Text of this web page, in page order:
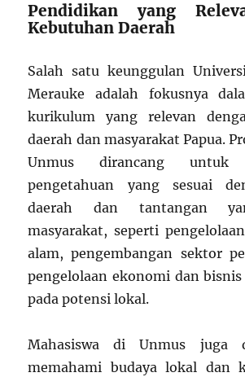
Pendidikan yang
Kebutuhan Daerah
Salah satu keunggulan
Merauke adalah fokusnya
kurikulum yang relevan
daerah dan masyarakat Papua.
Unmus dirancang untuk
pengetahuan yang sesuai
daerah dan tantangan
masyarakat, seperti
alam, pengembangan sektor
pengelolaan ekonomi dan bisnis
pada potensi lokal.
Mahasiswa di Unmus juga
memahami budaya lokal dan